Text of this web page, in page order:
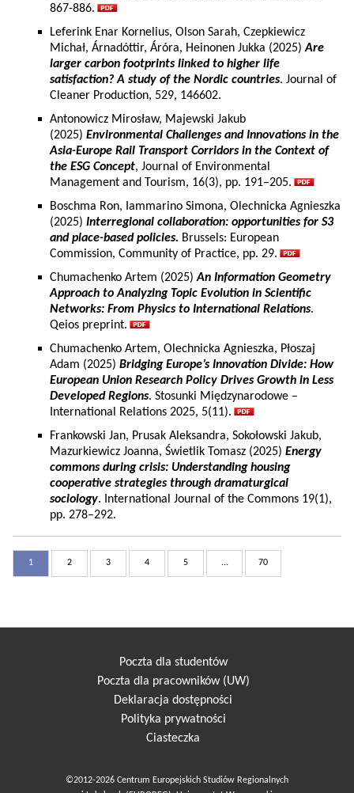
867-886.
Leferink Enar Kornelius, Olson Sarah, Czepkiewicz
Michał, Árnadóttir, Áróra, Heinonen Jukka (2025)Are
larger carbon footprints linked to higher life
satisfaction? A study of the Nordic countries. Journal of
Cleaner Production, 529, 146602.
Antonowicz Mirosław, Majewski Jakub
(2025) Environmental Challenges and Innovations in the
Asia-Europe Rail Transport Corridors in the Context of
the ESG Concept, Journal of Environmental
Management and Tourism, 16(3), pp. 191–205.
Boschma Ron, Iammarino Simona, Olechnicka Agnieszka
(2025) Interregional collaboration: opportunities for S3
and place-based policies. Brussels: European
Commission, Community of Practice, pp. 29.
Chumachenko Artem (2025)An Information Geometry
Approach to Analyzing Topic Evolution in Scientific
Networks: From Physics to International Relations.
Qeios preprint.
Chumachenko Artem, Olechnicka Agnieszka, Płoszaj
Adam (2025) Bridging Europe’s Innovation Divide: How
European Union Research Policy Drives Growth in Less
Developed Regions. Stosunki Międzynarodowe –
International Relations 2025, 5(11).
Frankowski Jan, Prusak Aleksandra, Sokołowski Jakub,
Mazurkiewicz Joanna, Świetlik Tomasz (2025) Energy
commons during crisis: Understanding housing
cooperative strategies through dramaturgical
sociology. International Journal of the Commons 19(1),
pp. 278–292.
1 2 3 4 5 ... 70
Poczta dla studentów
Poczta dla pracowników (UW)
Deklaracja dostępności
Polityka prywatności
Ciasteczka
©2012-2026 Centrum Europejskich Studiów Regionalnych